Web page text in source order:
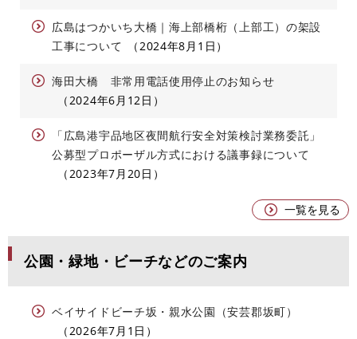
広島はつかいち大橋｜海上部橋桁（上部工）の架設
工事について
2024年8月1日
海田大橋 非常用電話使用停止のお知らせ
2024年6月12日
「広島港宇品地区夜間航行安全対策検討業務委託」
公募型プロポーザル方式における議事録について
2023年7月20日
一覧を見る
公園・緑地・ビーチなどのご案内
ベイサイドビーチ坂・親水公園（安芸郡坂町）
2026年7月1日